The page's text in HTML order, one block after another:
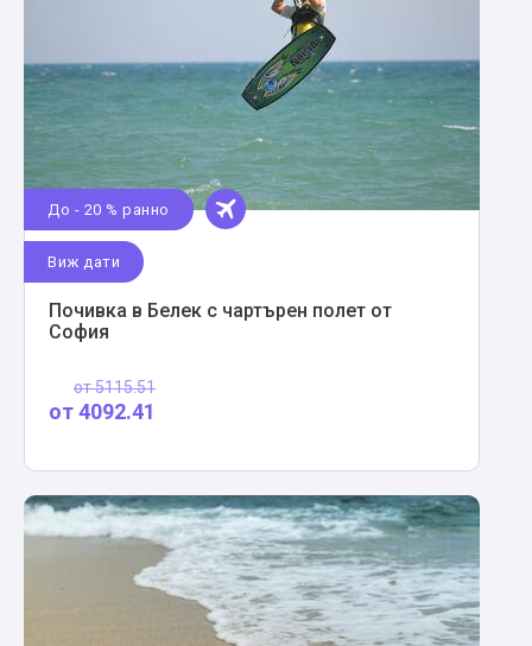
До - 20 % ранно
Виж дати
Почивка в Белек с чартърен полет от
София
от5115.51
от4092.41